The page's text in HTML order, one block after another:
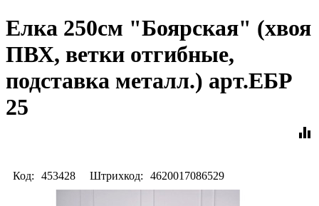
Елка 250см "Боярская" (хвоя
ПВХ, ветки отгибные,
подставка металл.) арт.ЕБР
25
equalizer
Код: 453428 Штрихкод: 4620017086529